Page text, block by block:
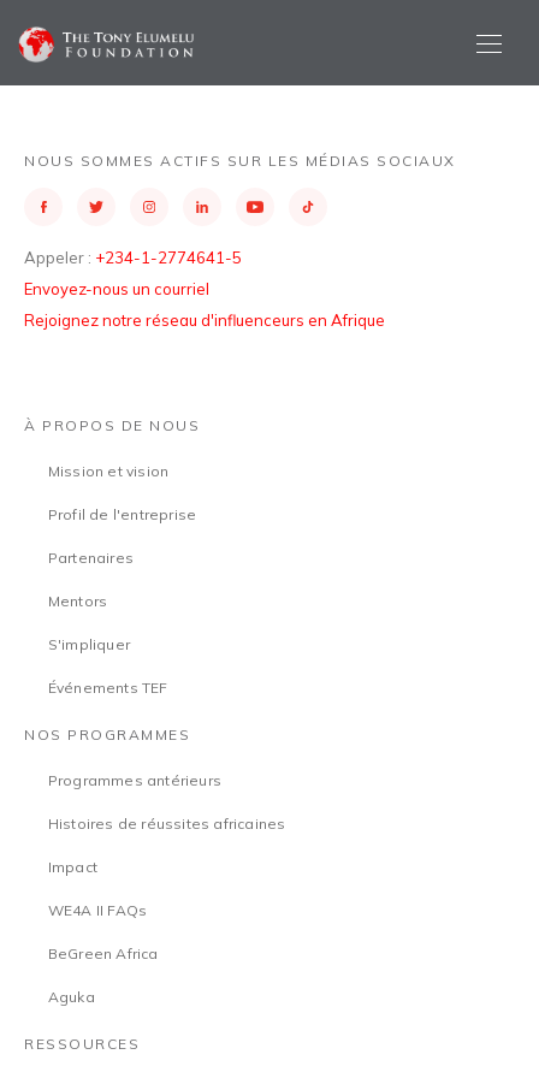
NOUS SOMMES ACTIFS SUR LES MÉDIAS SOCIAUX
Appeler : +234-1-2774641-5
Envoyez-nous un courriel
Rejoignez notre réseau d'influenceurs en Afrique
À PROPOS DE NOUS
Mission et vision
Profil de l'entreprise
Partenaires
Mentors
S'impliquer
Événements TEF
NOS PROGRAMMES
Programmes antérieurs
Histoires de réussites africaines
Impact
WE4A II FAQs
BeGreen Africa
Aguka
RESSOURCES